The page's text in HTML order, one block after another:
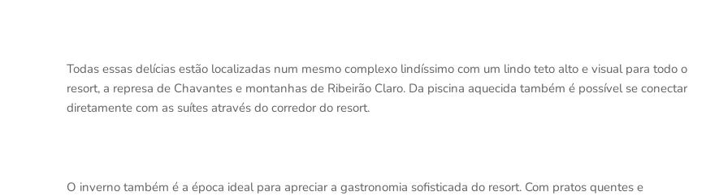
Todas essas delícias estão localizadas num mesmo complexo lindíssimo com um lindo teto alto e visual para todo o
resort, a represa de Chavantes e montanhas de Ribeirão Claro. Da piscina aquecida também é possível se conectar
diretamente com as suítes através do corredor do resort.
O inverno também é a época ideal para apreciar a gastronomia sofisticada do resort. Com pratos quentes e